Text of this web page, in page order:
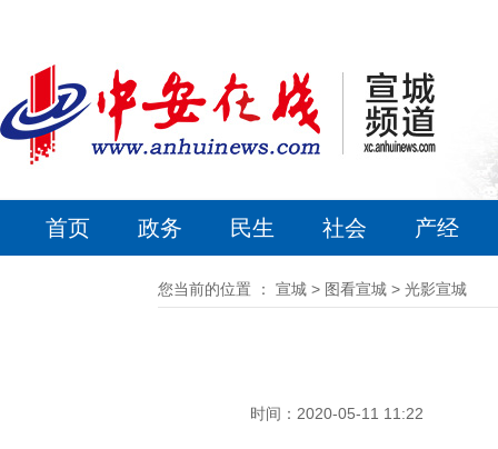
首页 政务 民生 社会 产经
您当前的位置 ： 宣城 > 图看宣城 > 光影宣城
时间：2020-05-11 11:22